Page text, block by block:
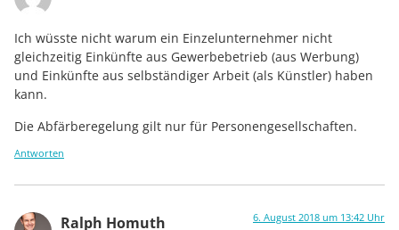
Ich wüsste nicht warum ein Einzelunternehmer nicht
gleichzeitig Einkünfte aus Gewerbebetrieb (aus Werbung)
und Einkünfte aus selbständiger Arbeit (als Künstler) haben
kann.
Die Abfärberegelung gilt nur für Personengesellschaften.
Antworten
Ralph Homuth 6. August 2018 um 13:42 Uhr